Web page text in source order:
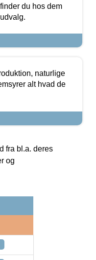
du hos dem
naturlige
alt hvad de
fra bl.a. deres
og